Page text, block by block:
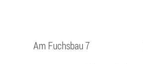
Am Fuchsbau 7